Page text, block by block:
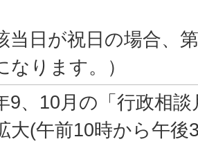
当日が祝日の場合、
なります。）
9、10月の「行政相
大(午前10時から午後